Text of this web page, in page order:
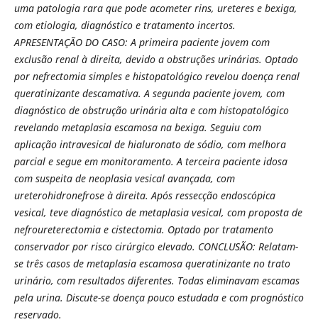
uma patologia rara que pode acometer rins, ureteres e bexiga,
com etiologia, diagnóstico e tratamento incertos.
APRESENTAÇÃO DO CASO: A primeira paciente jovem com
exclusão renal à direita, devido a obstruções urinárias. Optado
por nefrectomia simples e histopatológico revelou doença renal
queratinizante descamativa. A segunda paciente jovem, com
diagnóstico de obstrução urinária alta e com histopatológico
revelando metaplasia escamosa na bexiga. Seguiu com
aplicação intravesical de hialuronato de sódio, com melhora
parcial e segue em monitoramento. A terceira paciente idosa
com suspeita de neoplasia vesical avançada, com
ureterohidronefrose à direita. Após ressecção endoscópica
vesical, teve diagnóstico de metaplasia vesical, com proposta de
nefroureterectomia e cistectomia. Optado por tratamento
conservador por risco cirúrgico elevado. CONCLUSÃO: Relatam-
se três casos de metaplasia escamosa queratinizante no trato
urinário, com resultados diferentes. Todas eliminavam escamas
pela urina. Discute-se doença pouco estudada e com prognóstico
reservado.